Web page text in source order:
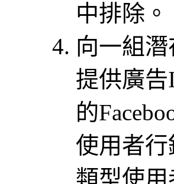
中排除。
向一組
提供廣
的
使用者行
類型使